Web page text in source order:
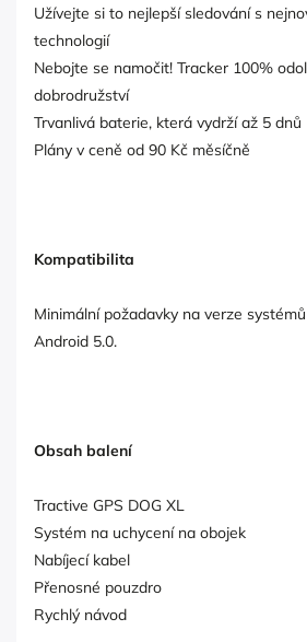
Užívejte si to nejlepší sledování s
technologií
Nebojte se namočit! Tracker 100%
dobrodružství
Trvanlivá baterie, která vydrží až 5 dnů
Plány v ceně od 90 Kč měsíčně
Kompatibilita
Minimální požadavky na verze
Android 5.0.
Obsah balení
Tractive GPS DOG XL
Systém na uchycení na obojek
Nabíjecí kabel
Přenosné pouzdro
Rychlý návod